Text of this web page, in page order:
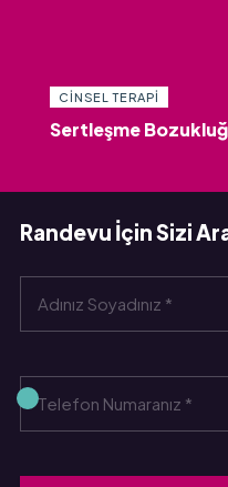
CINSEL TERAPI
Sertleşme
YALNIZ
Randevu İçin Sizi